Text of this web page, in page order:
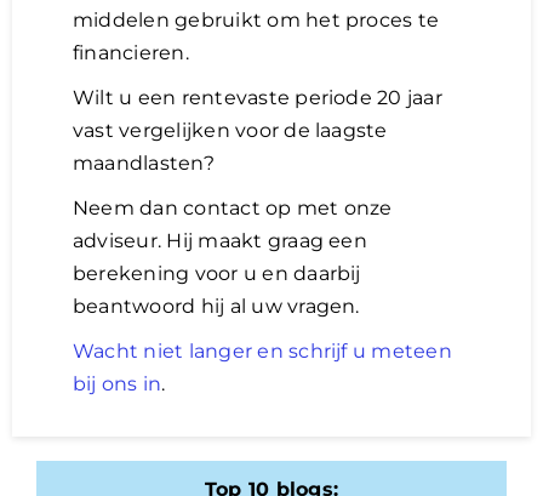
middelen gebruikt om het proces te
financieren.
Wilt u een rentevaste periode 20 jaar
vast vergelijken voor de laagste
maandlasten?
Neem dan contact op met onze
adviseur. Hij maakt graag een
berekening voor u en daarbij
beantwoord hij al uw vragen.
Wacht niet langer en schrijf u meteen
bij ons in.
Top 10 blogs: